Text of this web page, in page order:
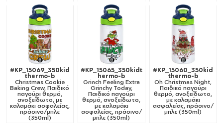
#KP_15069_350kid
thermo-b
Christmas Cookie
Baking Crew, Παιδικό
παγούρι θερμό,
ανοξείδωτο, με
καλαμάκι ασφαλείας,
πράσινο/μπλε
(350ml)
#KP_15065_350kidt
hermo-b
Grinch Feeling Extra
Grinchy Today,
Παιδικό παγούρι
θερμό, ανοξείδωτο,
με καλαμάκι
ασφαλείας, πράσινο/
μπλε (350ml)
#KP_15060_350kid
thermo-b
Oh Christmas Night,
Παιδικό παγούρι
θερμό, ανοξείδωτο,
με καλαμάκι
ασφαλείας, πράσινο/
μπλε (350ml)